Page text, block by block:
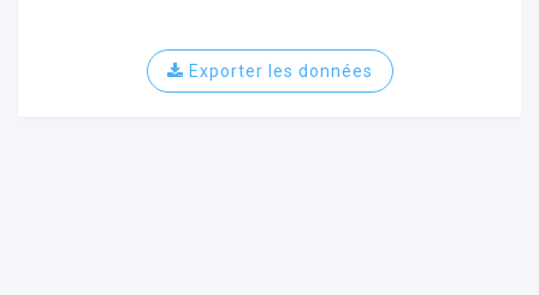
Exporter les données